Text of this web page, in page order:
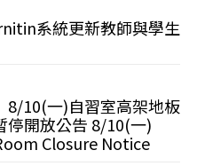
系統更新教師與學生
8/10(一)自習室高架地板
停開放公告 8/10(一)
Closure Notice